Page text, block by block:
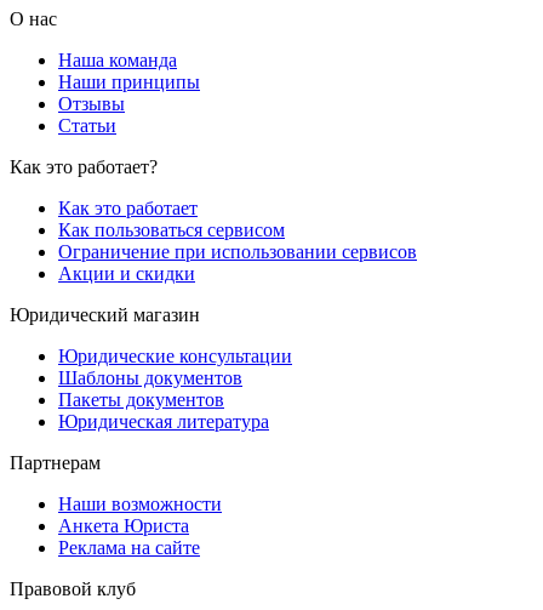
О нас
Наша команда
Наши принципы
Отзывы
Статьи
Как это работает?
Как это работает
Как пользоваться сервисом
Ограничение при использовании сервисов
Акции и скидки
Юридический магазин
Юридические консультации
Шаблоны документов
Пакеты документов
Юридическая литература
Партнерам
Наши возможности
Анкета Юриста
Реклама на сайте
Правовой клуб